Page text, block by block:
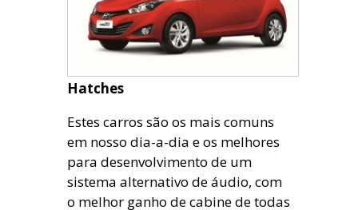
Hatches
Estes carros são os mais comuns
em nosso dia-a-dia e os melhores
para desenvolvimento de um
sistema alternativo de áudio, com
o melhor ganho de cabine de todas